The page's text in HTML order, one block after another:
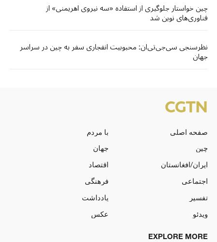
چین خواستار جلوگیری از استفاده «سه نیروی اهریمنی» از
فناوری‌های نوین شد
نظرسنجی سی‌جی‌تی‌ان: محبوبیت انفجاری سفر به چین در سراسر
جهان
صفحه اصلی
با مردم
چین
جهان
ایران/افغانستان
اقتصاد
اجتماعی
فرهنگی
تفسیر
یادداشت
ویدئو
عکس
EXPLORE MORE